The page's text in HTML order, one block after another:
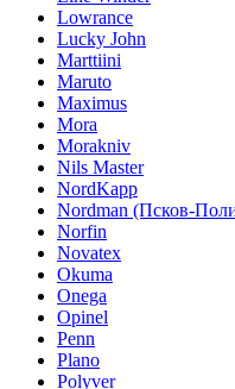
Lowrance
Lucky John
Marttiini
Maruto
Maximus
Mora
Morakniv
Nils Master
NordKapp
Nordman (Псков-
Norfin
Novatex
Okuma
Onega
Opinel
Penn
Plano
Polyver